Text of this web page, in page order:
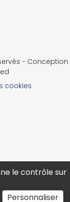
- Conception
cookies
le contrôle sur
Personnaliser